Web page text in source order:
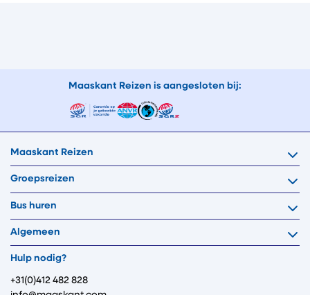
Maaskant Reizen is aangesloten bij:
Maaskant Reizen
Groepsreizen
Bus huren
Algemeen
Hulp nodig?
+31(0)412 482 828